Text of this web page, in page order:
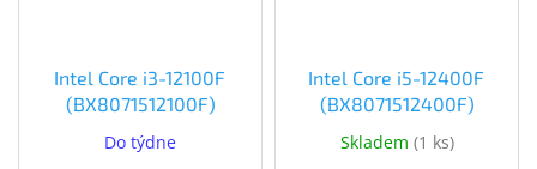
Intel Core i3-12100F
(BX8071512100F)
Do týdne
Intel Core i5-12400F
(BX8071512400F)
Skladem (1 ks)